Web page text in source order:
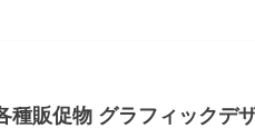
種販促物 グラフィックデ